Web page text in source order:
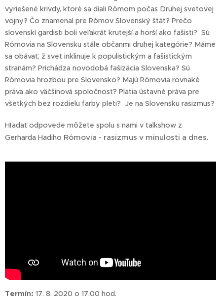
vyriešené krivdy, ktoré sa diali Rómom počas Druhej svetovej
vojny? Čo znamenal pre Rómov Slovenský štát? Prečo
slovenskí gardisti boli veľakrát krutejší a horší ako fašisti? Sú
Rómovia na Slovensku stále občanmi druhej kategórie? Máme
sa obávať, ž svet inklinuje k populistickým a fašistickým
stranám? Prichádza novodobá fašizácia Slovenska? Sú
Rómovia hrozbou pre Slovensko? Majú Rómovia rovnaké
práva ako väčšinová spoločnosť? Platia ústavné práva pre
všetkých bez rozdielu farby pleti? Je na Slovensku rasizmus?
Hľadať odpovede môžete spolu s nami v talkshow z
Gerharda Hadiho Rómovia - rasizmus v minulosti a dnes.
Termín: 17. 8. 2020 o 17,00 hod.